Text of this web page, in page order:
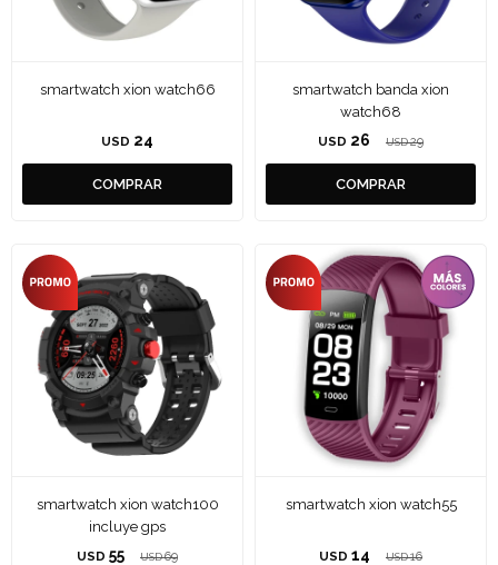
smartwatch xion watch66
USD 24
smartwatch banda xion
watch68
USD 26 USD 29
smartwatch xion watch100
incluye gps
USD 55 USD 69
smartwatch xion watch55
USD 14 USD 16